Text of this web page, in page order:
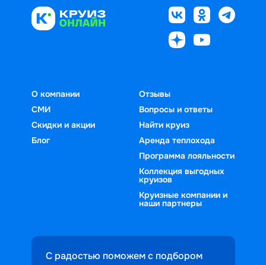
О компании
СМИ
Скидки и акции
Блог
Отзывы
Вопросы и ответы
Найти круиз
Аренда теплохода
Программа лояльности
Коллекция выгодных
круизов
Круизные компании и
наши партнеры
С радостью поможем с подбором